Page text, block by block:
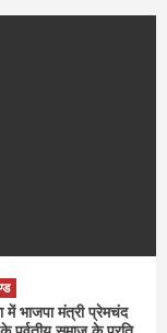
में भाजपा मंत्री प्रेमचंद